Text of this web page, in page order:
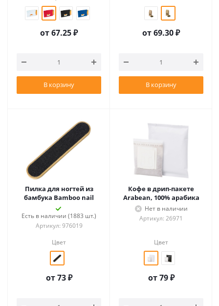
от67.25 ₽
В корзину
от69.30 ₽
В корзину
Пилка для ногтей из
бамбука Bamboo nail
Есть в наличии (1883 шт.)
Артикул: 976019
Цвет
от73 ₽
Кофе в дрип-пакете
Arabean, 100% арабика
Нет в наличии
Артикул: 26971
Цвет
от79 ₽